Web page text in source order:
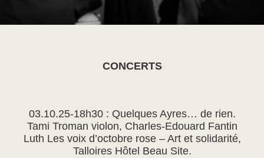
CONCERTS
03.10.25-18h30 : Quelques Ayres… de rien.
Tami Troman violon, Charles-Edouard Fantin
Luth Les voix d’octobre rose – Art et solidarité,
Talloires Hôtel Beau Site.